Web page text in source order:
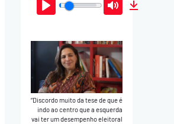
Play Mute
“Discordo muito da tese de que é
indo ao centro que a esquerda
vai ter um desempenho eleitoral